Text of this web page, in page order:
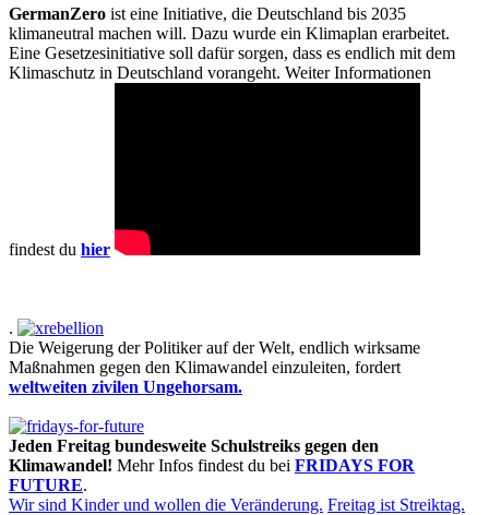
GermanZero ist eine Initiative, die Deutschland bis 2035
klimaneutral machen will. Dazu wurde ein Klimaplan erarbeitet.
Eine Gesetzesinitiative soll dafür sorgen, dass es endlich mit dem
Klimaschutz in Deutschland vorangeht. Weiter Informationen
findest du hier
.
Die Weigerung der Politiker auf der Welt, endlich wirksame
Maßnahmen gegen den Klimawandel einzuleiten, fordert
weltweiten zivilen Ungehorsam.
Jeden Freitag bundesweite Schulstreiks gegen den
Klimawandel! Mehr Infos findest du bei FRIDAYS FOR
FUTURE.
Wir sind Kinder und wollen die Veränderung. Freitag ist Streiktag.